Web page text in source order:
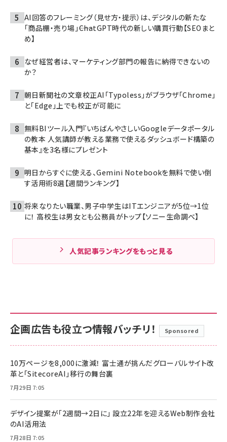
AI回答のフレーミング（見せ方・提示）は、デジタルの新たな
「商品棚・売り場」――ChatGPT時代の新しい購買行動【SEOまと
め】
なぜ経営者は、マーケティング部門の報告に納得できないの
か？
朝日新聞社の文章校正AI「Typoless」がブラウザ「Chrome」
と「Edge」上でも校正が可能に
無料BIツール入門『いちばんやさしいGoogleデータポータル
の教本 人気講師が教える業務で使えるダッシュボード構築の
基本』を3名様にプレゼント
明日からすぐに使える、Gemini Notebookを無料で使い倒
す活用術8選【週間ランキング】
将来なりたい職業、男子中学生はITエンジニアが5位→1位
に！ 高校生は男女とも公務員がトップ【ソニー生命調べ】
人気記事ランキングをもっと見る
企画広告も役立つ情報バッチリ！ Sponsored
10万ページを8,000に激減！ 富士通が挑んだグローバルサイト改
革と「SitecoreAI」移行の舞台裏
7月29日 7:05
デザイン提案が「2週間→2日に」 設立22年を迎えるWeb制作会社
のAI活用法
7月28日 7:05